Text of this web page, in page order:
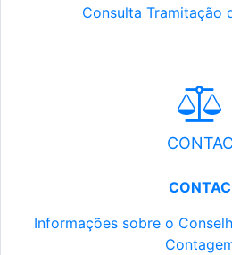
Consulta Tramitação
CONTAC
CONTAC
Informações sobre o